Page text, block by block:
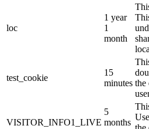
loc
1 year
1
month
test_cookie
15
minutes the
VISITOR_INFO1_LIVE
5
months